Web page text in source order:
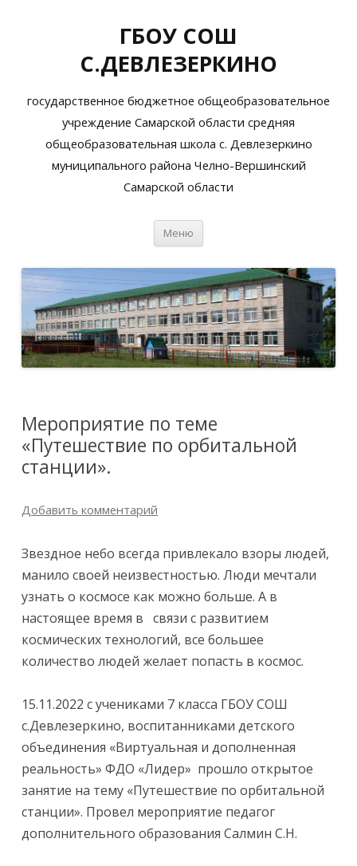
ГБОУ СОШ
С.ДЕВЛЕЗЕРКИНО
государственное бюджетное общеобразовательное
учреждение Самарской области средняя
общеобразовательная школа с. Девлезеркино
муниципального района Челно-Вершинский
Самарской области
Меню
Мероприятие по теме
«Путешествие по орбитальной
станции».
Добавить комментарий
Звездное небо всегда привлекало взоры людей,
манило своей неизвестностью. Люди мечтали
узнать о космосе как можно больше. А в
настоящее время в связи с развитием
космических технологий, все большее
количество людей желает попасть в космос.
15.11.2022 с учениками 7 класса ГБОУ СОШ
с.Девлезеркино, воспитанниками детского
объединения «Виртуальная и дополненная
реальность» ФДО «Лидер» прошло открытое
занятие на тему «Путешествие по орбитальной
станции». Провел мероприятие педагог
дополнительного образования Салмин С.Н.